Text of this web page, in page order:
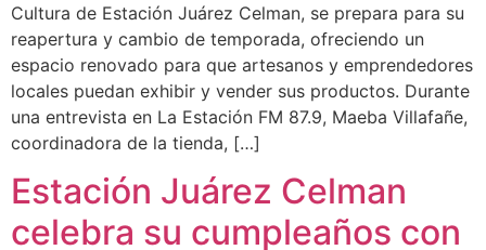
Cultura de Estación Juárez Celman, se prepara para su
reapertura y cambio de temporada, ofreciendo un
espacio renovado para que artesanos y emprendedores
locales puedan exhibir y vender sus productos. Durante
una entrevista en La Estación FM 87.9, Maeba Villafañe,
coordinadora de la tienda, […]
Estación Juárez Celman
celebra su cumpleaños con